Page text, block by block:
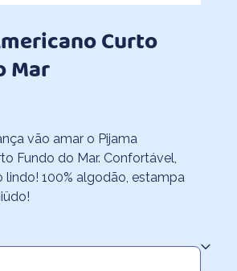
Curto
Mar
vão amar o Pijama
Fundo do Mar. Confortável,
lindo! 100% algodão, estampa